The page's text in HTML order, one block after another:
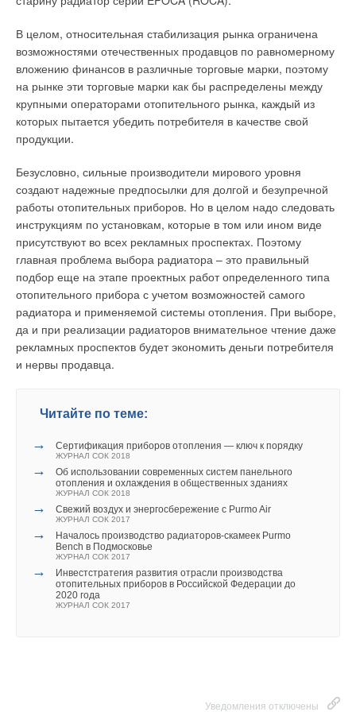
В целом, относительная стабилизация рынка ограничена
возможностями отечественных продавцов по равномерному
вложению финансов в различные торговые марки, поэтому
на рынке эти торговые марки как бы распределены между
крупными операторами отопительного рынка, каждый из
которых пытается убедить потребителя в качестве свой
продукции.
Безусловно, сильные производители мирового уровня
создают надежные предпосылки для долгой и безупречной
работы отопительных приборов. Но в целом надо следовать
инструкциям по установкам, которые в том или ином виде
присутствуют во всех рекламных проспектах. Поэтому
главная проблема выбора радиатора – это правильный
подбор еще на этапе проектных работ определенного типа
отопительного прибора с учетом возможностей самого
радиатора и применяемой системы отопления. При выборе,
да и при реализации радиаторов внимательное чтение даже
рекламных проспектов будет экономить деньги потребителя
и нервы продавца.
Читайте по теме:
→ Сертификация приборов отопления — ключ к порядку
ЖУРНАЛ СОК 2018
→
Об использовании современных систем панельного
отопления и охлаждения в общественных зданиях
ЖУРНАЛ СОК 2018
→ Свежий воздух и энергосбережение с Purmo Air
ЖУРНАЛ СОК 2017
→
Началось производство радиаторов-скамеек Purmo
Bench в Подмосковье
ЖУРНАЛ СОК 2017
→
Инвестстратегия развития отрасли производства
отопительных приборов в Российской Федерации до
2020 года
ЖУРНАЛ СОК 2017
Уведомления отключены
напорного трубопровода. Скважинный насос
эксплуатируется при следующих технических условиях:
Q = 85 м³/ч.
H = 65 м.
Ежегодное количество мото-часов при эксплуатации
насоса составляет 3,450, что дает общий ежегодный
объем 293,303 м³ перекачиваемой воды и 81,558 кВтч
Применение стояка диаметром 5″ позволит снизить
потери на трение в стояке с 7,7 м до 2,7 м.
Рабочие характеристики насоса возрастут до 94 м³/ч, и
напор упадет до 60 м. При том же общем объеме воды
потребление электроэнергии снизится до 74,748 кВтч. Иначе
говоря, ежегодная экономия электроэнергии составит 6810
кВтч. Отложение минеральных веществ может повысить
потери на трение в стояке и трубопроводе. Как правило,
устранить этот эффект может помочь очистка труб.
Оптимальный момент для этой операции может быть
определен с помощью постоянного контроля за давлением
стояке и трубопроводе утечек, так как обычно они повышают
ВЫВОДЫ И ЗАКЛЮЧЕНИЯ
Как было показано, имеются очень важные причины для
концентрации внимания на физических и финансовых
аспектах, а также на вопросах качества воды, которые
влияют на уровень издержек владения установок для добычи
грунтовых вод. В случае учета всех этих аспектов может быть
достигнуто серьезное снижение расходов. Однако рецепт
здесь довольно простой:
сбор информации о состоянии каждой скважины.